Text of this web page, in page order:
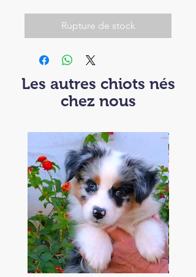
Rupture de stock
Les autres chiots nés
chez nous